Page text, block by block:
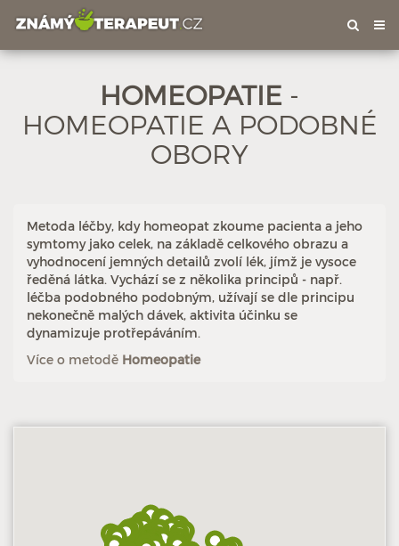
HOMEOPATIE -
HOMEOPATIE A PODOBNÉ
OBORY
Metoda léčby, kdy homeopat zkoume pacienta a jeho
symtomy jako celek, na základě celkového obrazu a
vyhodnocení jemných detailů zvolí lék, jímž je vysoce
ředěná látka. Vychází se z několika principů - např.
léčba podobného podobným, užívají se dle principu
nekonečně malých dávek, aktivita účinku se
dynamizuje protřepáváním.
Více o metodě Homeopatie
Hodnoceno: 3×